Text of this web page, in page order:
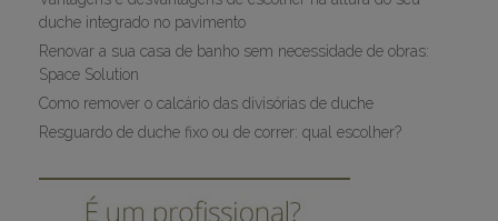
duche integrado no pavimento
Renovar a sua casa de banho sem necessidade de obras:
Space Solution
Como remover o calcário das divisórias de duche
Resguardo de duche fixo ou de correr: qual escolher?